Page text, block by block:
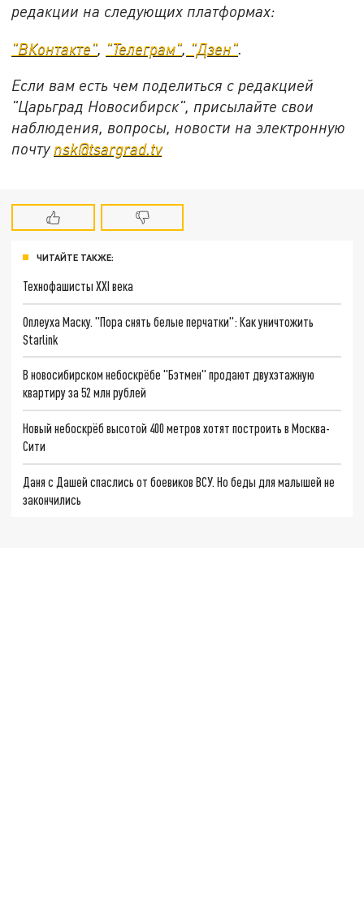
редакции на следующих платформах:
"ВКонтакте" "Телеграм" "Дзен"
Если вам есть чем поделиться с редакцией
"Царьград Новосибирск", присылайте свои
наблюдения, вопросы, новости на электронную
почту nsk@tsargrad.tv
ЧИТАЙТЕ ТАКЖЕ:
Технофашисты XXI века
Оплеуха Маску. "Пора снять белые перчатки": Как уничтожить
Starlink
В новосибирском небоскрёбе "Бэтмен" продают двухэтажную
квартиру за 52 млн рублей
Новый небоскрёб высотой 400 метров хотят построить в Москва-
Сити
Даня с Дашей спаслись от боевиков ВСУ. Но беды для малышей не
закончились